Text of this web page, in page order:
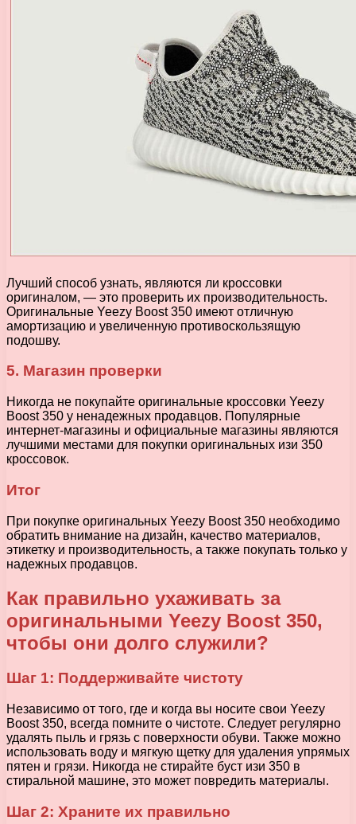
Лучший способ узнать, являются ли кроссовки
оригиналом, — это проверить их производительность.
Оригинальные Yeezy Boost 350 имеют отличную
амортизацию и увеличенную противоскользящую
подошву.
5. Магазин проверки
Никогда не покупайте оригинальные кроссовки Yeezy
Boost 350 у ненадежных продавцов. Популярные
интернет-магазины и официальные магазины являются
лучшими местами для покупки оригинальных изи 350
кроссовок.
Итог
При покупке оригинальных Yeezy Boost 350 необходимо
обратить внимание на дизайн, качество материалов,
этикетку и производительность, а также покупать только у
надежных продавцов.
Как правильно ухаживать за
оригинальными Yeezy Boost 350,
чтобы они долго служили?
Шаг 1: Поддерживайте чистоту
Независимо от того, где и когда вы носите свои Yeezy
Boost 350, всегда помните о чистоте. Следует регулярно
удалять пыль и грязь с поверхности обуви. Также можно
использовать воду и мягкую щетку для удаления упрямых
пятен и грязи. Никогда не стирайте буст изи 350 в
стиральной машине, это может повредить материалы.
Шаг 2: Храните их правильно